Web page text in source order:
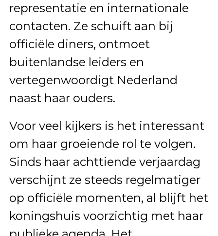
representatie en internationale
contacten. Ze schuift aan bij
officiële diners, ontmoet
buitenlandse leiders en
vertegenwoordigt Nederland
naast haar ouders.
Voor veel kijkers is het interessant
om haar groeiende rol te volgen.
Sinds haar achttiende verjaardag
verschijnt ze steeds regelmatiger
op officiële momenten, al blijft het
koningshuis voorzichtig met haar